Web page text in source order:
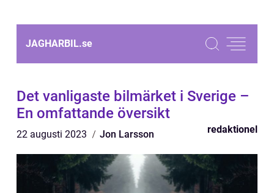
JAGHARBIL.se
Det vanligaste bilmärket i Sverige –
En omfattande översikt
22 augusti 2023 Jon Larsson redaktionel